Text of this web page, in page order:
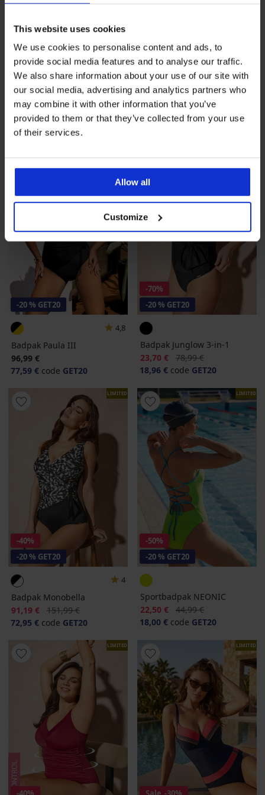
This website uses cookies
We use cookies to personalise content and ads, to
provide social media features and to analyse our traffic.
We also share information about your use of our site with
our social media, advertising and analytics partners who
may combine it with other information that you’ve
provided to them or that they’ve collected from your use
of their services.
Allow all
Customize
-20 % GET20
5
Badpak Bao Gold
Korting
30,00 € Oorspronkelijke prijs
59,99 €
24,00 €codeGET20
-20 % GET20
4,6
Badpak Tropic Glow
Korting
30,79 € Oorspronkelijke prijs
43,99 €
24,63 €codeGET20
-20 % GET20
4,8
Badpak Paula III
96,99 €
77,59 € code GET20
-70%
-20 % GET20
Badpak Junglow 3-in-1
Korting
23,70 € Oorspronkelijke prijs
78,99 €
18,96 € code GET20
LIMITED
-40%
-20 % GET20
4
Badpak Monobella
Korting
91,19 € Oorspronkelijke prijs
151,99 €
72,95 € code GET20
LIMITED
-50%
-20 % GET20
Sportbadpak NEONIC
Korting
22,50 € Oorspronkelijke prijs
44,99 €
18,00 € code GET20
LIMITED LIMITED